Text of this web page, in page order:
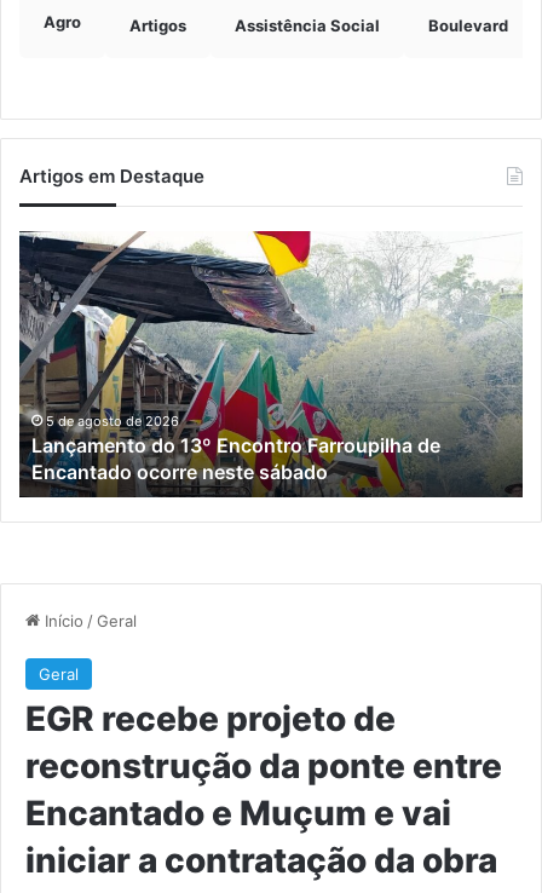
Agro Artigos Assistência Social Boulevard
Artigos em Destaque
Lançamento
do
13º
Encontro
Farroupilha
de
Encantado
ocorre
neste
sábado
5 de agosto de 2026
Lançamento do 13º Encontro Farroupilha de
Encantado ocorre neste sábado
da
e